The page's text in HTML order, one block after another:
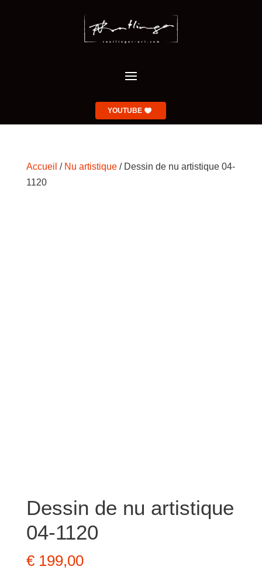
YOUTUBE
Accueil / Nu artistique/ Dessin de nu artistique 04-
1120
Dessin de nu artistique
04-1120
€199,00